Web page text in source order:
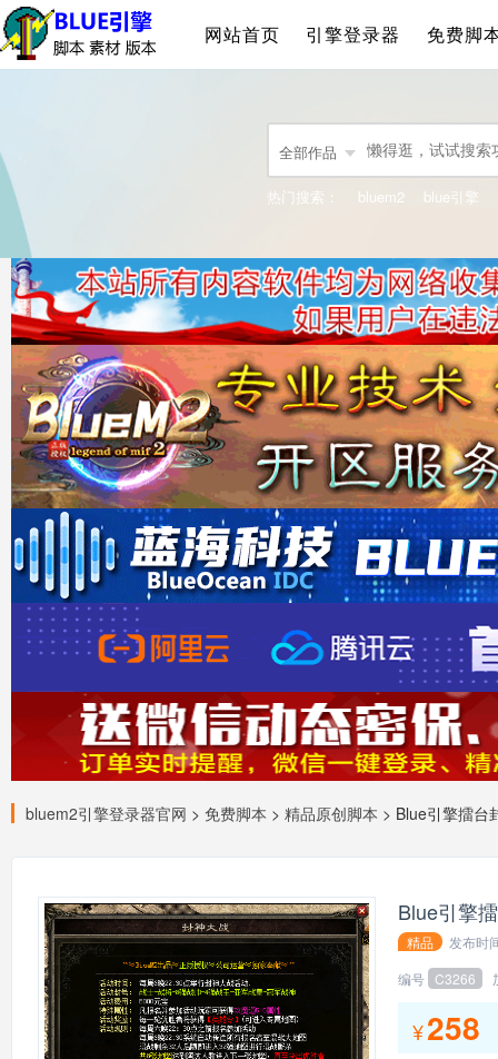
网站首页 引擎登录器 免费脚
全部作品
热门搜索： bluem2 blue引擎
bluem2引擎登录器官网 > 免费脚本 > 精品原创脚本 > Blue引擎擂台
Blue引擎
精品
发布时
编号 C3266
¥258
会员
会员